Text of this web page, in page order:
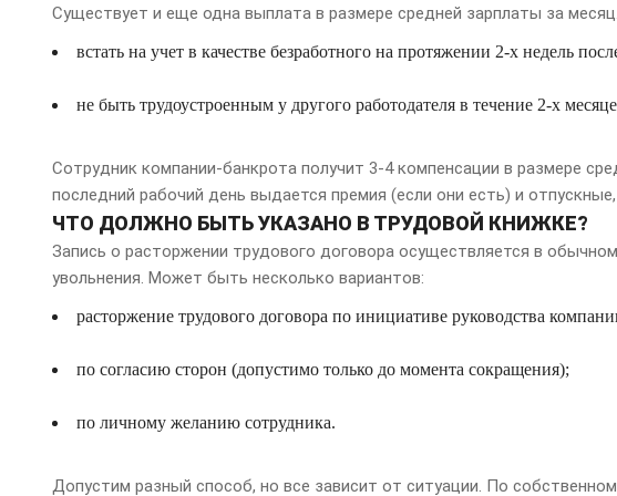
Существует и еще одна выплата в размере средней зарплаты за
встать на учет в качестве безработного на протяжении 2-х недель
не быть трудоустроенным у другого работодателя в течение 2-х
Сотрудник компании-банкрота получит 3-4 компенсации в размере
последний рабочий день выдается премия (если они есть) и
ЧТО ДОЛЖНО БЫТЬ УКАЗАНО В ТРУДОВОЙ КНИЖКЕ?
Запись о расторжении трудового договора осуществляется в
увольнения. Может быть несколько вариантов:
расторжение трудового договора по инициативе руководства
по согласию сторон (допустимо только до момента сокращения);
по личному желанию сотрудника.
Допустим разный способ, но все зависит от ситуации. По